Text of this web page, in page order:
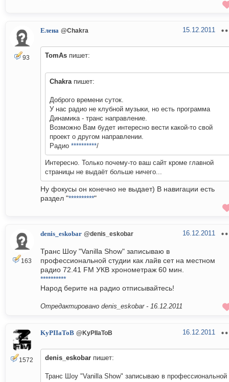
93
Елена @Chakra 15.12.2011
TomAs пишет:
Chakraпишет:
Доброго времени суток.
У нас радио не клубной музыки, но есть программа
Динамика - транс направление.
Возможно Вам будет интересно вести какой-то свой
проект о другом направлении.
Радио **********/
Интересно. Только почему-то ваш сайт кроме главной
страницы не выдаёт больше ничего...
Ну фокусы он конечно не выдает) В навигации есть
раздел "**********"
163
denis_eskobar @denis_eskobar 16.12.2011
Транс Шоу "Vanilla Show" записываю в
профессиональной студии как лайв сет на местном
радио 72.41 FM УКВ хронометраж 60 мин.
**********
Народ берите на радио отписывайтесь!
Отредактировано denis_eskobar - 16.12.2011
1572
KyPIIaToB @KyPIIaToB 16.12.2011
denis_eskobar пишет:
Транс Шоу "Vanilla Show" записываю в профессиональной